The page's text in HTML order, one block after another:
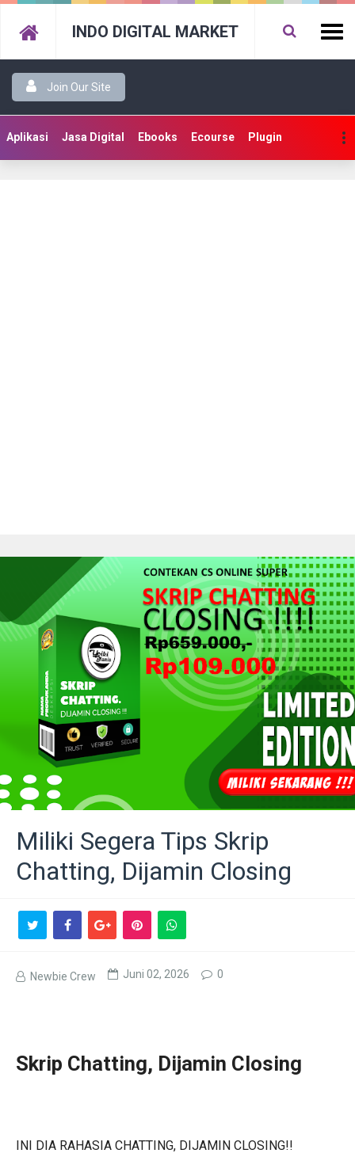
INDO DIGITAL MARKET
Join Our Site
Aplikasi Jasa Digital Ebooks Ecourse Plugin
Miliki Segera Tips Skrip
Chatting, Dijamin Closing
Newbie Crew Juni 02, 2026 0
Skrip Chatting, Dijamin Closing
INI DIA RAHASIA CHATTING, DIJAMIN CLOSING!!